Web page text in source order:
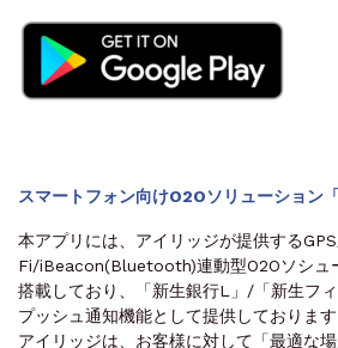
スマートフォン向けO2Oソリューション
本アプリには、アイリッジが提供する
Fi/iBeacon(Bluetooth)連動型O2Oソシュ
搭載しており、「新生銀行L」/「新生フ
プッシュ通知機能として提供しております
アイリッジは、お客様に対して「最適な